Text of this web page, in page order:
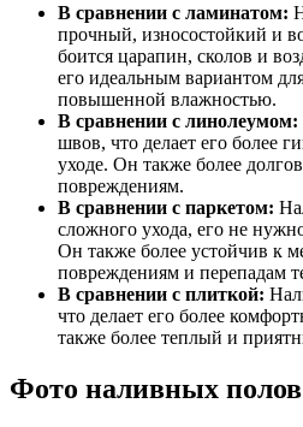
В сравнении с ламинатом:
прочный, износостойкий и
боится царапин, сколов и
его идеальным вариантом
повышенной влажностью.
В сравнении с линолеумом:
швов, что делает его более
уходе. Он также более
повреждениям.
В сравнении с паркетом:
сложного ухода, его не
Он также более устойчив к
повреждениям и перепадам
В сравнении с плиткой:
что делает его более
также более теплый и
Фото наливных полов